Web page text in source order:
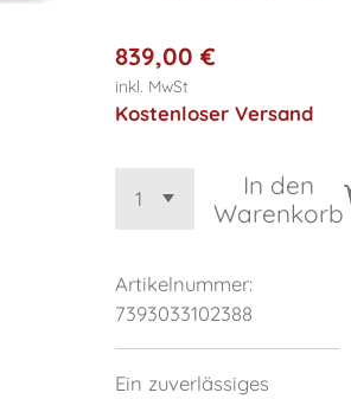
839,00 €
inkl. MwSt
Kostenloser Versand
In den
Warenkorb
Artikelnummer:
7393033102388
Ein zuverlässiges